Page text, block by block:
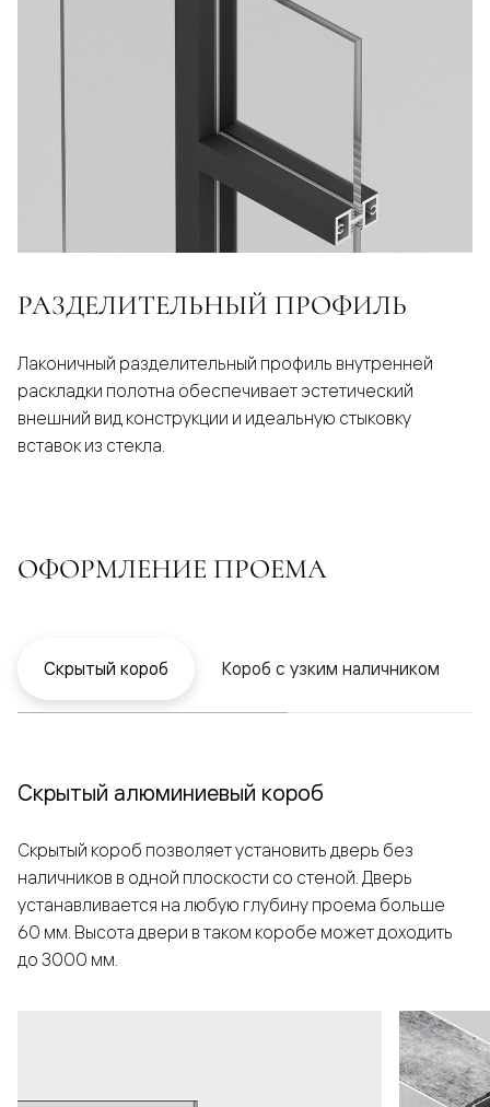
РАЗДЕЛИТЕЛЬНЫЙ ПРОФИЛЬ
Лаконичный разделительный профиль внутренней
раскладки полотна обеспечивает эстетический
внешний вид конструкции и идеальную стыковку
вставок из стекла.
ОФОРМЛЕНИЕ ПРОЕМА
Скрытый короб Короб с узким наличником
Скрытый алюминиевый короб
Скрытый короб позволяет установить дверь без
наличников в одной плоскости со стеной. Дверь
устанавливается на любую глубину проема больше
60 мм. Высота двери в таком коробе может доходить
до 3000 мм.